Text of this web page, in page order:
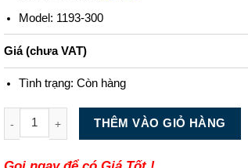
Model: 1193-300
Giá (chưa VAT)
Tình trạng: Còn hàng
Số lượng
THÊM VÀO GIỎ HÀNG